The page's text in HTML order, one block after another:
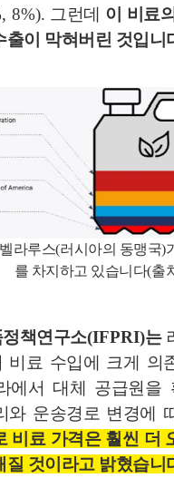
8%). 그런데 이 비료
출이 막혀버린 것입니
라루스(러시아의 동맹국)
를 차지하고 있습니다(출
책연구소(IFPRI)는
비료 수입에 크게 의
에서 대체 공급원을
와 운송경로 변경에
비료 가격은 훨씬 더
질 것이라고 밝혔습니